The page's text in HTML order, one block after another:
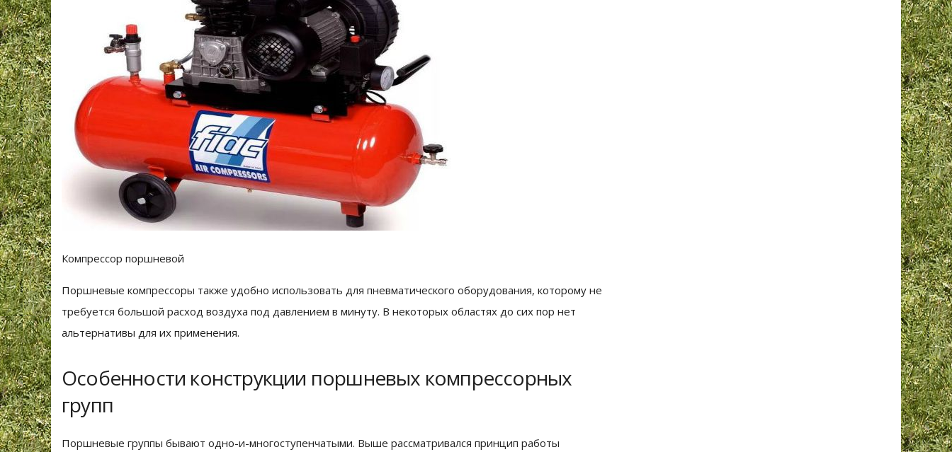
Компрессор поршневой
Поршневые компрессоры также удобно использовать для пневматического оборудования, которому не
требуется большой расход воздуха под давлением в минуту. В некоторых областях до сих пор нет
альтернативы для их применения.
Особенности конструкции поршневых компрессорных
групп
Поршневые группы бывают одно-и-многоступенчатыми. Выше рассматривался принцип работы